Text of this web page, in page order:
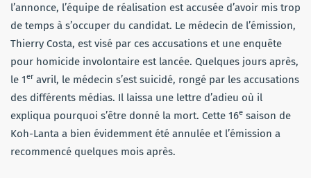
l’annonce, l’équipe de réalisation est accusée d’avoir mis trop
de temps à s’occuper du candidat. Le médecin de l’émission,
Thierry Costa, est visé par ces accusations et une enquête
pour homicide involontaire est lancée. Quelques jours après,
le 1eravril, le médecin s’est suicidé, rongé par les accusations
des différents médias. Il laissa une lettre d’adieu où il
expliqua pourquoi s’être donné la mort. Cette 16e saison de
Koh-Lanta a bien évidemment été annulée et l’émission a
recommencé quelques mois après.